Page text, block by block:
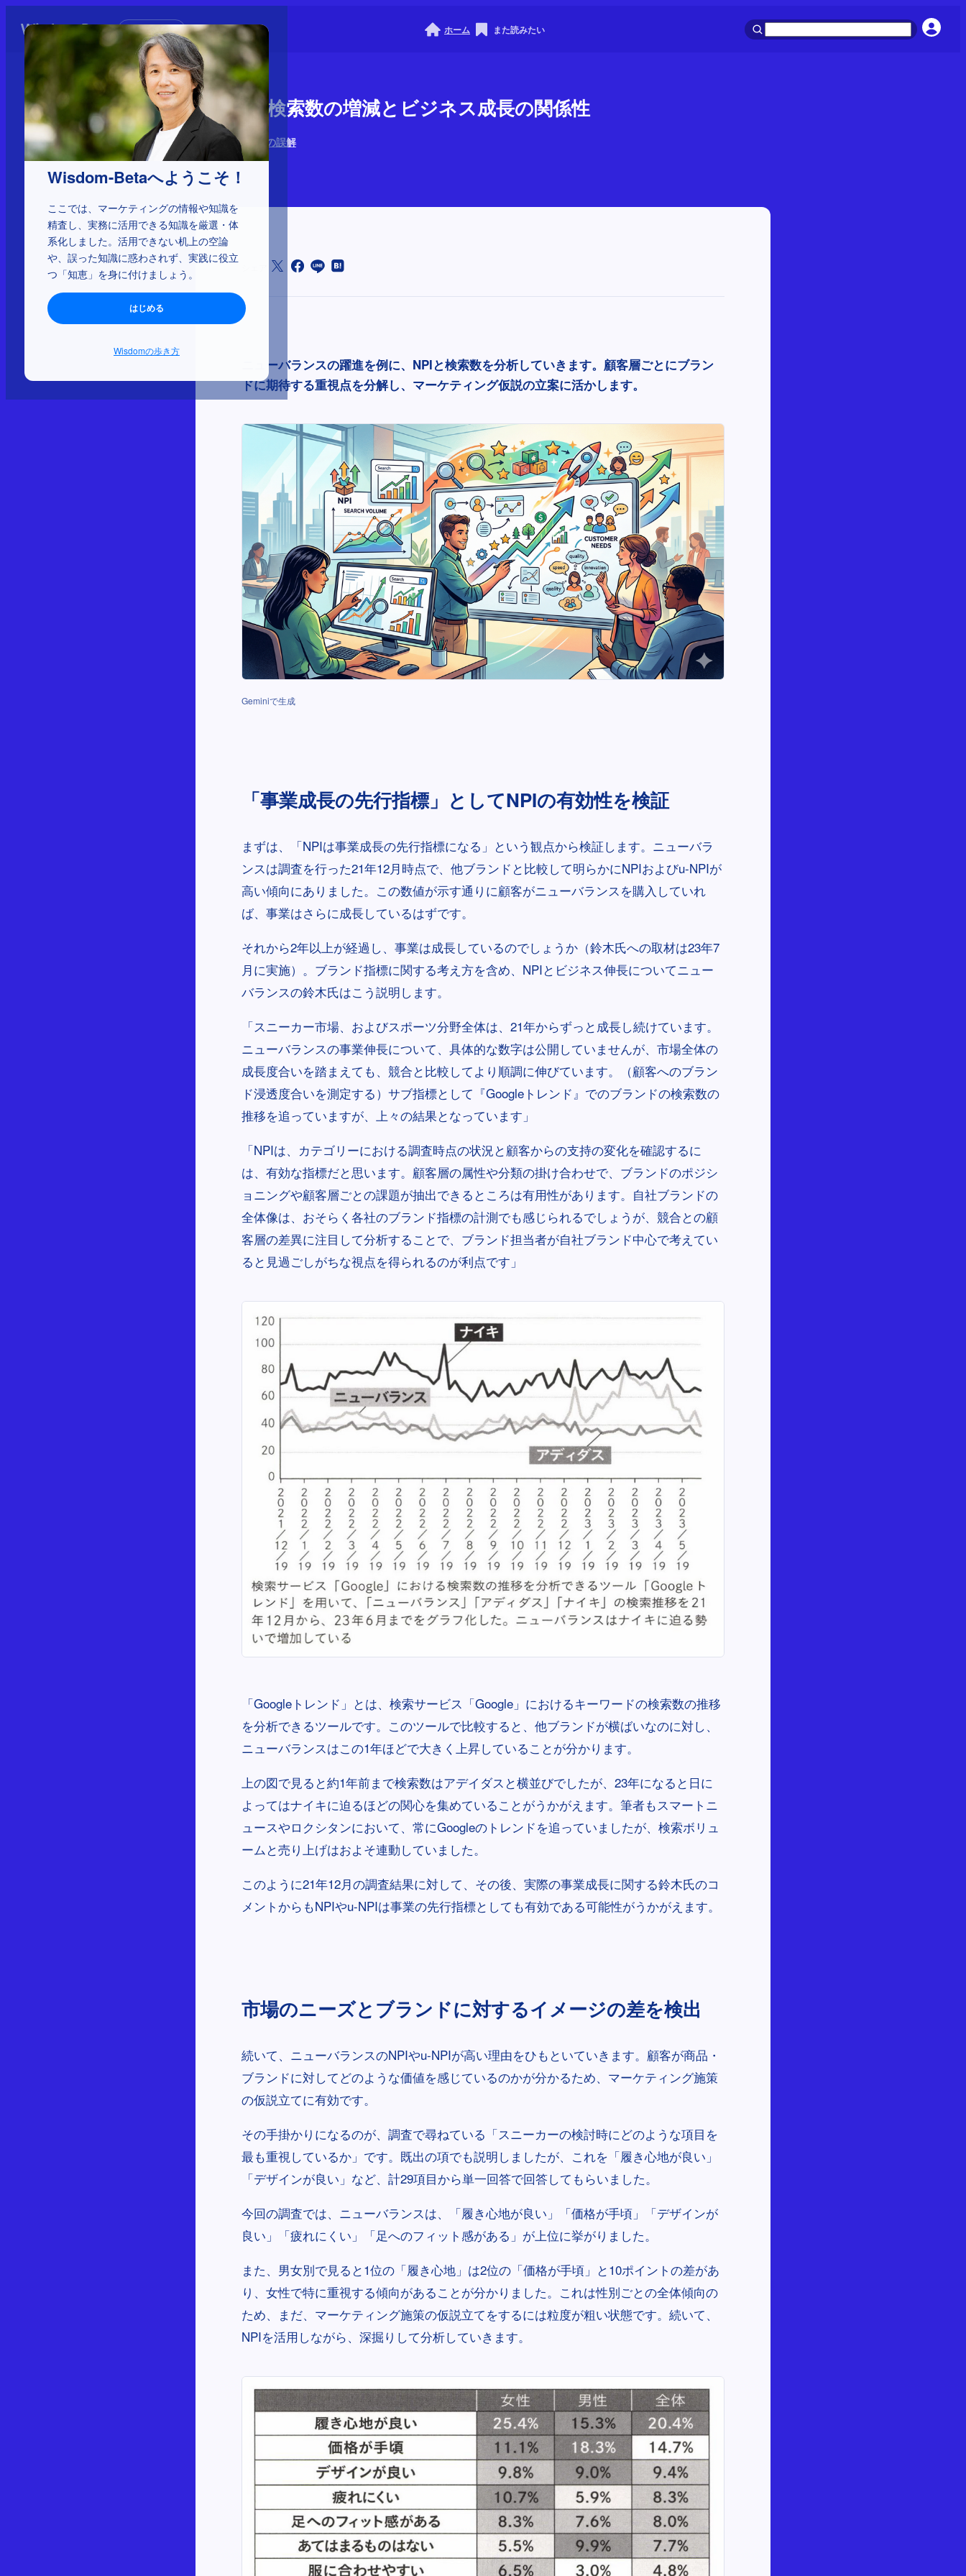
Wisdom-Betaへようこそ！
ここでは、マーケティングの情報や知識を
精査し、実務に活用できる知識を厳選・体
系化しました。活用できない机上の空論
や、誤った知識に惑わされず、実践に役立
つ「知恵」を身に付けましょう。
はじめる
Wisdomの歩き方
初めての方へ ホーム また読みたい
2-5-27：検索数の増減とビジネス成長の関係性
ブランディングの誤解
2026年5月15日
ニューバランスの躍進を例に、NPIと検索数を分析していきます。顧客層ごとにブラン
ドに期待する重視点を分解し、マーケティング仮説の立案に活かします。
Geminiで生成
「事業成長の先行指標」としてNPIの有効性を検証
まずは、「NPIは事業成長の先行指標になる」という観点から検証します。ニューバラ
ンスは調査を行った21年12月時点で、他ブランドと比較して明らかにNPIおよびu-NPIが
高い傾向にありました。この数値が示す通りに顧客がニューバランスを購入していれ
ば、事業はさらに成長しているはずです。
それから2年以上が経過し、事業は成長しているのでしょうか（鈴木氏への取材は23年7
月に実施）。ブランド指標に関する考え方を含め、NPIとビジネス伸長についてニュー
バランスの鈴木氏はこう説明します。
「スニーカー市場、およびスポーツ分野全体は、21年からずっと成長し続けています。
ニューバランスの事業伸長について、具体的な数字は公開していませんが、市場全体の
成長度合いを踏まえても、競合と比較してより順調に伸びています。（顧客へのブラン
ド浸透度合いを測定する）サブ指標として『Googleトレンド』でのブランドの検索数の
推移を追っていますが、上々の結果となっています」
「NPIは、カテゴリーにおける調査時点の状況と顧客からの支持の変化を確認するに
は、有効な指標だと思います。顧客層の属性や分類の掛け合わせで、ブランドのポジシ
ョニングや顧客層ごとの課題が抽出できるところは有用性があります。自社ブランドの
全体像は、おそらく各社のブランド指標の計測でも感じられるでしょうが、競合との顧
客層の差異に注目して分析することで、ブランド担当者が自社ブランド中心で考えてい
ると見過ごしがちな視点を得られるのが利点です」
「Googleトレンド」とは、検索サービス「Google」におけるキーワードの検索数の推移
を分析できるツールです。このツールで比較すると、他ブランドが横ばいなのに対し、
ニューバランスはこの1年ほどで大きく上昇していることが分かります。
上の図で見ると約1年前まで検索数はアデイダスと横並びでしたが、23年になると日に
よってはナイキに迫るほどの関心を集めていることがうかがえます。筆者もスマートニ
ュースやロクシタンにおいて、常にGoogleのトレンドを追っていましたが、検索ボリュ
ームと売り上げはおよそ連動していました。
このように21年12月の調査結果に対して、その後、実際の事業成長に関する鈴木氏のコ
メントからもNPIやu-NPIは事業の先行指標としても有効である可能性がうかがえます。
市場のニーズとブランドに対するイメージの差を検出
続いて、ニューバランスのNPIやu-NPIが高い理由をひもといていきます。顧客が商品・
ブランドに対してどのような価値を感じているのかが分かるため、マーケティング施策
の仮説立てに有効です。
その手掛かりになるのが、調査で尋ねている「スニーカーの検討時にどのような項目を
最も重視しているか」です。既出の項でも説明しましたが、これを「履き心地が良い」
「デザインが良い」など、計29項目から単一回答で回答してもらいました。
今回の調査では、ニューバランスは、「履き心地が良い」「価格が手頃」「デザインが
良い」「疲れにくい」「足へのフィット感がある」が上位に挙がりました。
また、男女別で見ると1位の「履き心地」は2位の「価格が手頃」と10ポイントの差があ
り、女性で特に重視する傾向があることが分かりました。これは性別ごとの全体傾向の
ため、まだ、マーケティング施策の仮説立てをするには粒度が粗い状態です。続いて、
NPIを活用しながら、深掘りして分析していきます。